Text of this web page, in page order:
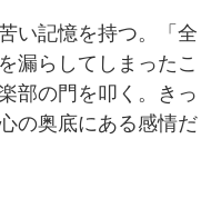
い記憶を持つ。「全
漏らしてしまったこ
部の門を叩く。きっ
の奥底にある感情だ